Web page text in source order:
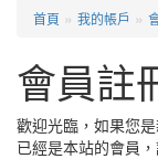
首頁 » 我的帳戶 »
會員註
歡迎光臨，如果您
已經是本站的會員